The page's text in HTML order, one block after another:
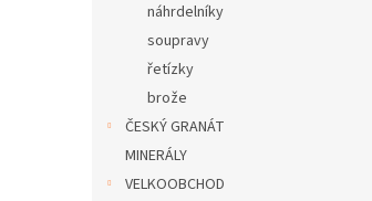
náhrdelníky
soupravy
řetízky
brože
ČESKÝ GRANÁT
MINERÁLY
VELKOOBCHOD